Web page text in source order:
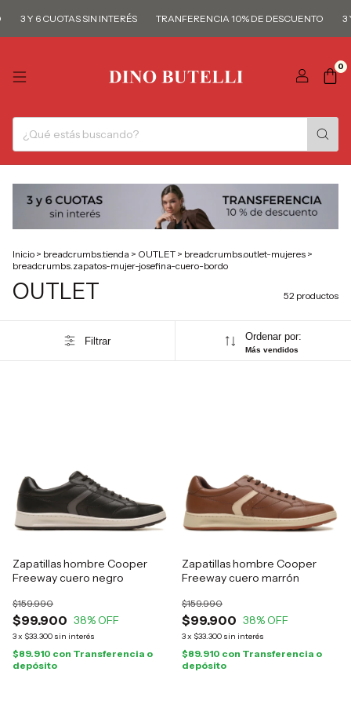
6 CUOTAS SIN INTERÉS TRANFERENCIA 10% DE DESCUENTO 3 Y 6
0
Inicio > breadcrumbs.tienda > OUTLET > breadcrumbs.outlet-mujeres >
breadcrumbs.zapatos-mujer-josefina-cuero-bordo
OUTLET 52 productos
Filtrar Ordenar por:
Más vendidos
Zapatillas hombre Cooper
Freeway cuero negro
$99.900
$159.990
38% OFF
3x $33.300 sin interés
$89.910 con Transferencia o
depósito
Zapatillas hombre Cooper
Freeway cuero marrón
$99.900
$159.990
38% OFF
3x $33.300 sin interés
$89.910 con Transferencia o
depósito